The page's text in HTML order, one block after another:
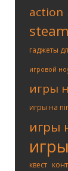
action
steam
гаджеты
игровой
игры
игры на
игры
квест